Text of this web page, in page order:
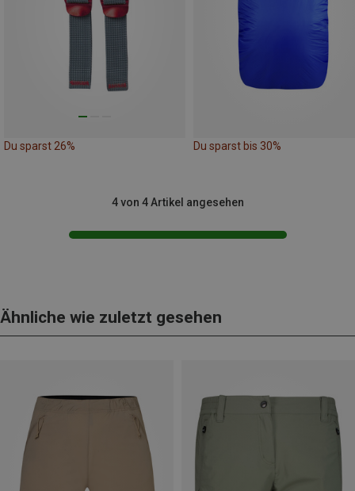
Du sparst 26% Du sparst bis 30%
4 von 4 Artikel angesehen
Ähnliche wie zuletzt gesehen